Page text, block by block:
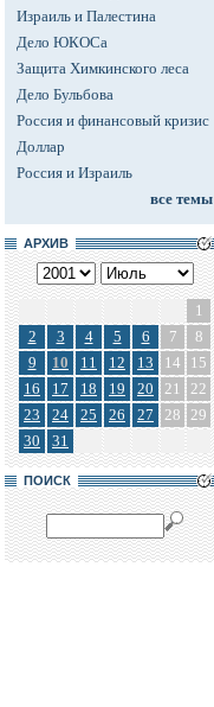
Израиль и Палестина
Дело ЮКОСа
Защита Химкинского леса
Дело Бульбова
Россия и финансовый кризис
Доллар
Россия и Израиль
все темы
АРХИВ
1
2
3 4 5 6 7
8
9
10 11 12 13 14
15
16
17 18 19 20 21
22
23
24 25 26 27 28 29
30
31
ПОИСК